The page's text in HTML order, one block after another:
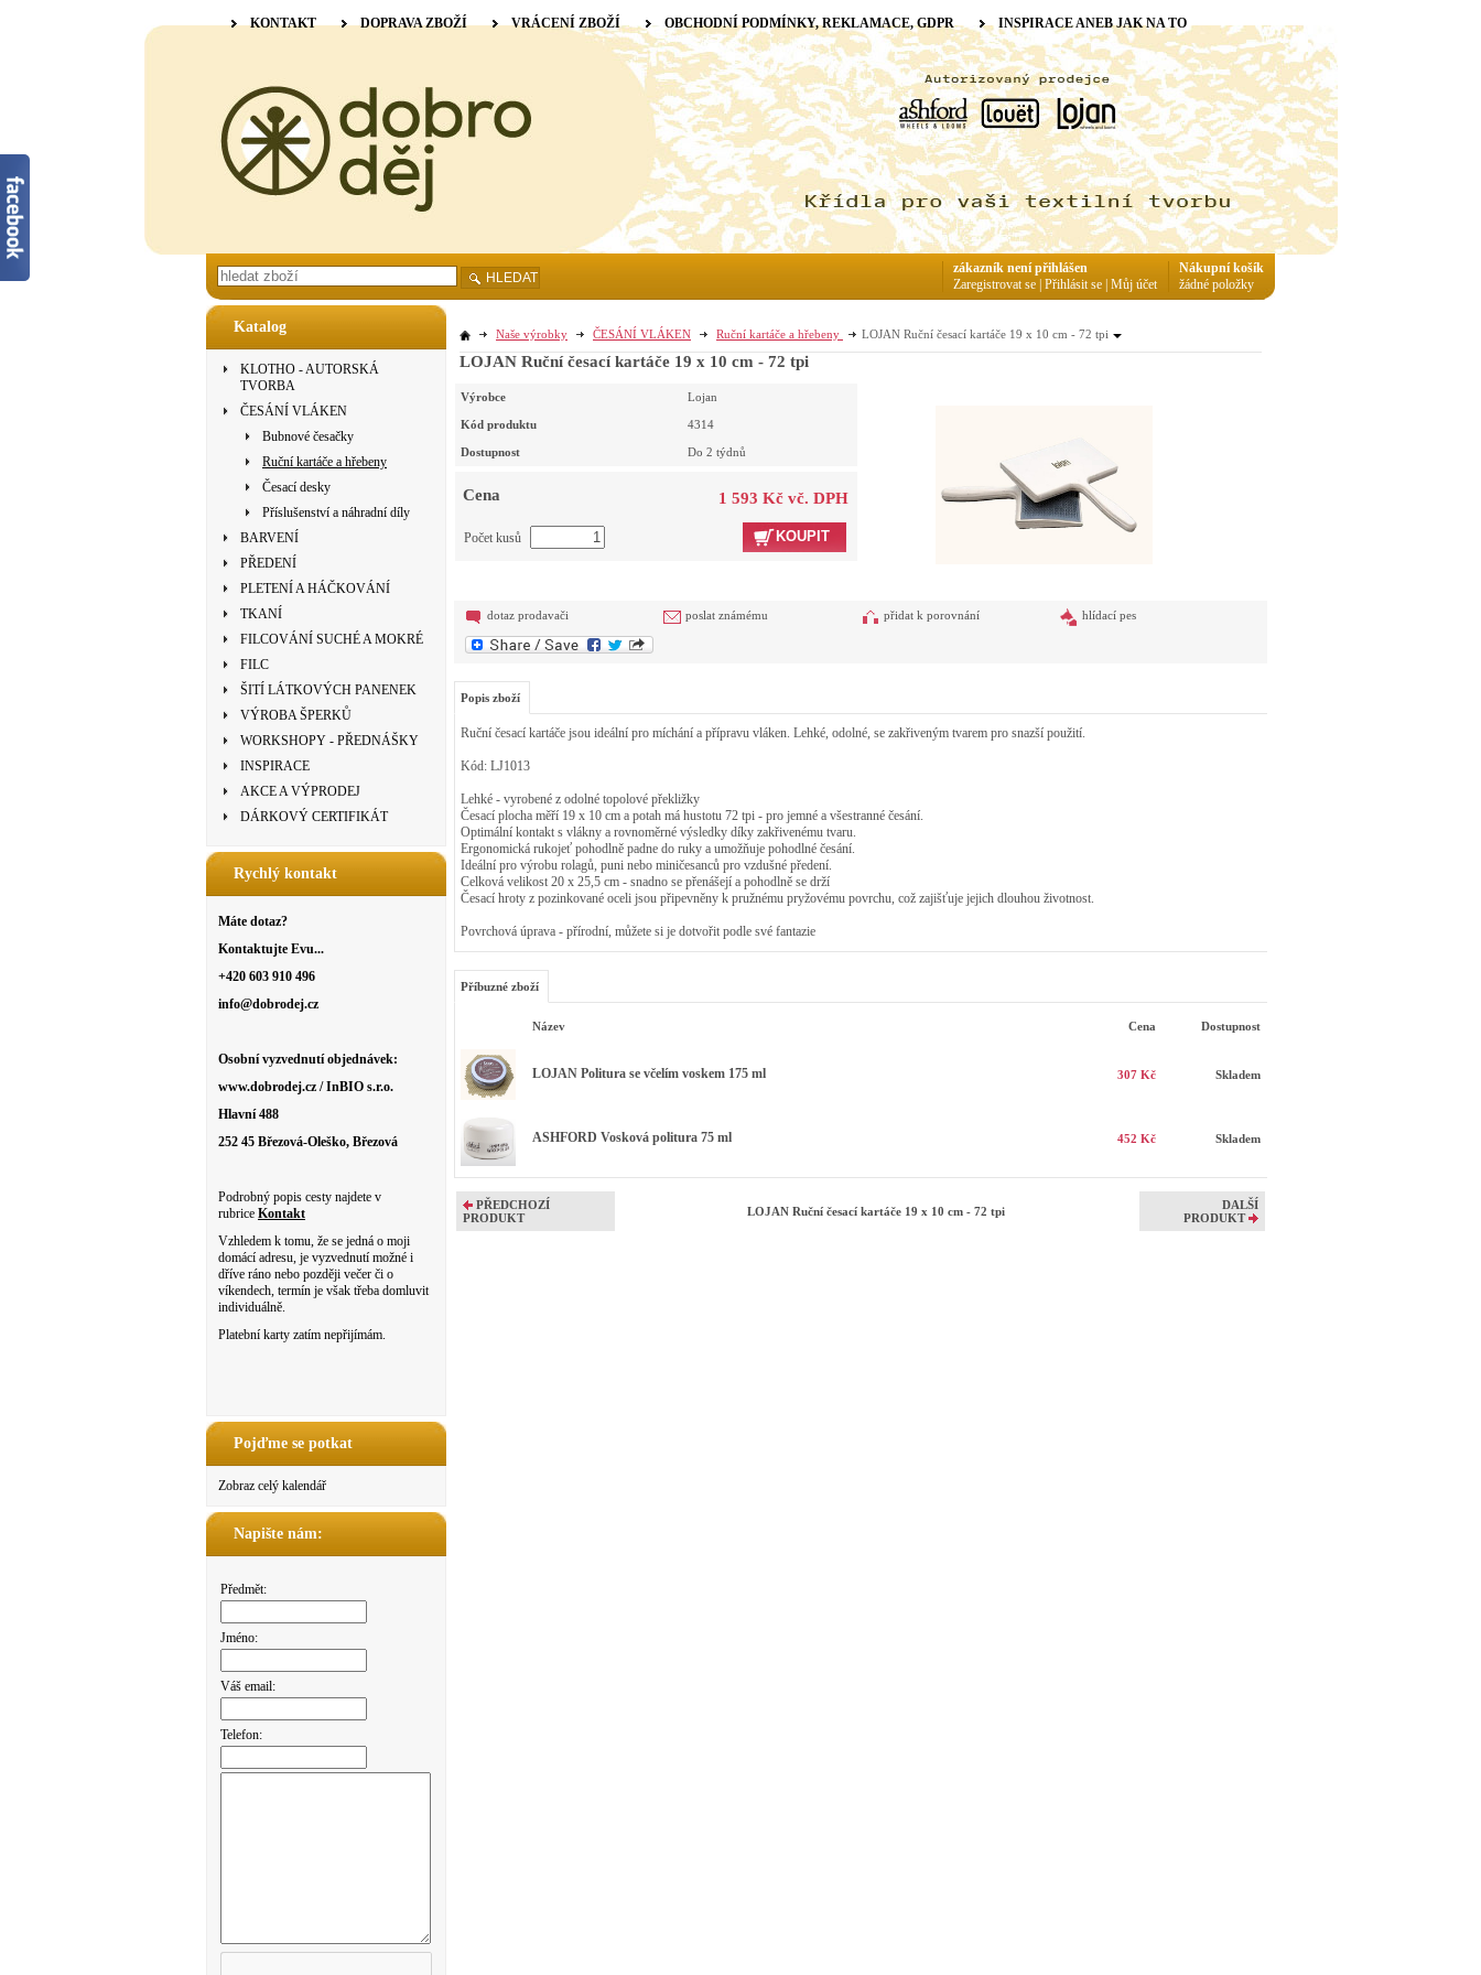
Katalog
KLOTHO - AUTORSKÁ
TVORBA
ČESÁNÍ VLÁKEN
Bubnové česačky
Ruční kartáče a hřebeny
Česací desky
Příslušenství a náhradní díly
BARVENÍ
PŘEDENÍ
PLETENÍ A HÁČKOVÁNÍ
TKANÍ
FILCOVÁNÍ SUCHÉ A MOKRÉ
FILC
ŠITÍ LÁTKOVÝCH PANENEK
VÝROBA ŠPERKŮ
WORKSHOPY - PŘEDNÁŠKY
INSPIRACE
AKCE A VÝPRODEJ
DÁRKOVÝ CERTIFIKÁT
Rychlý kontakt
Máte dotaz?
Kontaktujte Evu...
+420 603 910 496
info@dobrodej.cz
Osobní vyzvednutí objednávek:
www.dobrodej.cz / InBIO s.r.o.
Hlavní 488
252 45 Březová-Oleško, Březová
Podrobný popis cesty najdete v
rubrice Kontakt
Vzhledem k tomu, že se jedná o moji
domácí adresu, je vyzvednutí možné i
dříve ráno nebo později večer či o
víkendech, termín je však třeba domluvit
individuálně.
Platební karty zatím nepřijímám.
Pojďme se potkat
Zobraz celý kalendář
Napište nám:
Předmět:
Jméno:
Váš email:
Telefon:
Naše výrobky ČESÁNÍ VLÁKEN Ruční kartáče a hřebeny LOJAN Ruční česací kartáče 19 x 10 cm - 72 tpi
LOJAN Ruční česací kartáče 19 x 10 cm - 72 tpi
Výrobce Lojan
Kód produktu 4314
Dostupnost Do 2 týdnů
Cena 1 593 Kč vč. DPH
KOUPIT
Počet kusů
dotaz prodavači poslat známému přidat k porovnání hlídací pes
Popis zboží
Ruční česací kartáče jsou ideální pro míchání a přípravu vláken. Lehké, odolné, se zakřiveným tvarem pro snazší použití.
Kód: LJ1013
Lehké - vyrobené z odolné topolové překližky
Česací plocha měří 19 x 10 cm a potah má hustotu 72 tpi - pro jemné a všestranné česání.
Optimální kontakt s vlákny a rovnoměrné výsledky díky zakřivenému tvaru.
Ergonomická rukojeť pohodlně padne do ruky a umožňuje pohodlné česání.
Ideální pro výrobu rolagů, puni nebo miničesanců pro vzdušné předení.
Celková velikost 20 x 25,5 cm - snadno se přenášejí a pohodlně se drží
Česací hroty z pozinkované oceli jsou připevněny k pružnému pryžovému povrchu, což zajišťuje jejich dlouhou životnost.
Povrchová úprava - přírodní, můžete si je dotvořit podle své fantazie
Příbuzné zboží
Název Cena Dostupnost
LOJAN Politura se včelím voskem 175 ml 307 Kč Skladem
ASHFORD Vosková politura 75 ml 452 Kč Skladem
PŘEDCHOZÍ
PRODUKT
LOJAN Ruční česací kartáče 19 x 10 cm - 72 tpi
DALŠÍ
PRODUKT
KONTAKT DOPRAVA ZBOŽÍ VRÁCENÍ ZBOŽÍ OBCHODNÍ PODMÍNKY, REKLAMACE, GDPR INSPIRACE ANEB JAK NA TO
HLEDAT
Nákupní košík
žádné položky
zákazník není přihlášen
Zaregistrovat se Přihlásit se Můj účet